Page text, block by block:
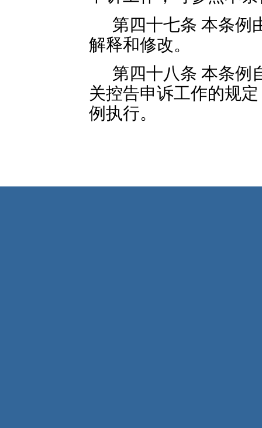
第四十七条 本条例
解释和修改。
第四十八条 本条例
关控告申诉工作的规
例执行。